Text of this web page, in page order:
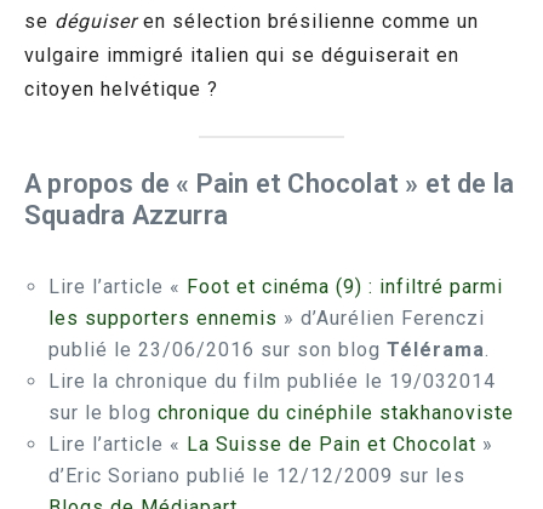
se déguiseren sélection brésilienne comme un
vulgaire immigré italien qui se déguiserait en
citoyen helvétique ?
A propos de « Pain et Chocolat » et de la
Squadra Azzurra
Lire l’article « Foot et cinéma (9) : infiltré parmi
les supporters ennemis » d’Aurélien Ferenczi
publié le 23/06/2016 sur son blog Télérama
Lire la chronique du film publiée le 19/032014
sur le blog chronique du cinéphile stakhanoviste
Lire l’article « La Suisse de Pain et Chocolat »
d’Eric Soriano publié le 12/12/2009 sur les